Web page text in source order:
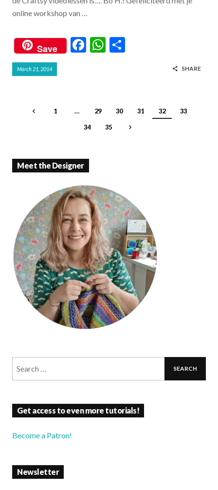
online workshop van …
Save
F
o
W
A
p
March 21, 2014 SHARE
1 … 29 30 31 32 33
34 35
Meet the Designer
Get access to even more tutorials!
Become a Patron!
Newsletter